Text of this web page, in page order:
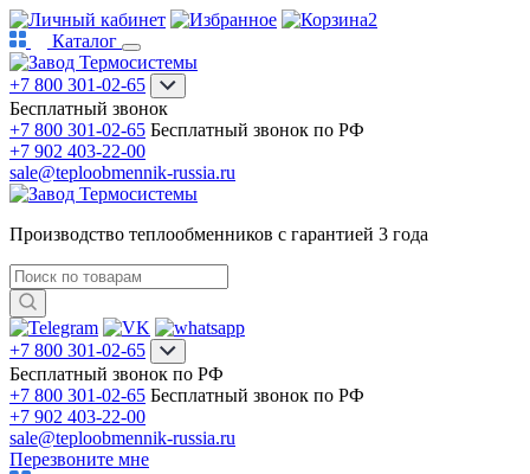
2
Каталог
+7 800 301-02-65
Бесплатный звонок
+7 800 301-02-65 Бесплатный звонок по РФ
+7 902 403-22-00
sale@teploobmennik-russia.ru
Производство теплообменников с гарантией 3 года
+7 800 301-02-65
Бесплатный звонок по РФ
+7 800 301-02-65 Бесплатный звонок по РФ
+7 902 403-22-00
sale@teploobmennik-russia.ru
Перезвоните мне